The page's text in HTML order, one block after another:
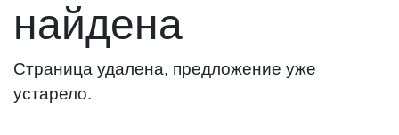
найдена
Страница удалена, предложение уже
устарело.